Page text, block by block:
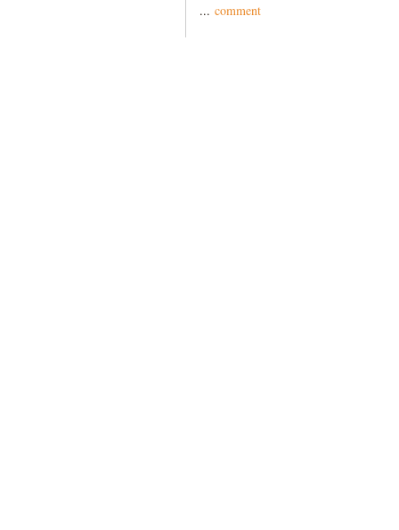
... comment